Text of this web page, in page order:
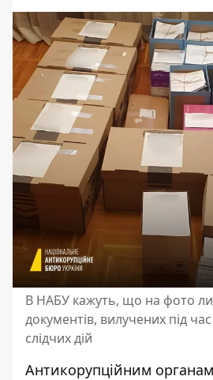
В НАБУ кажуть, що на фото
документів, вилучених під
слідчих дій
Антикорупційним